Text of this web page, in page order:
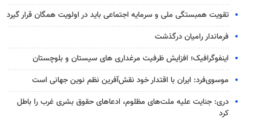
تقویت همبستگی ملی و سرمایه اجتماعی باید در اولویت همگان قرار گیرد
فرماندار رامیان درگذشت
اینفوگرافیک؛ افزایش ظرفیت مرغداری های سیستان و بلوچستان
موسوی‌فرد: ایران با اقتدار خود نقش‌آفرین نظم نوین جهانی است
دری: جنایت علیه ملت‌های مظلوم، ادعاهای حقوق بشری غرب را باطل
کرد